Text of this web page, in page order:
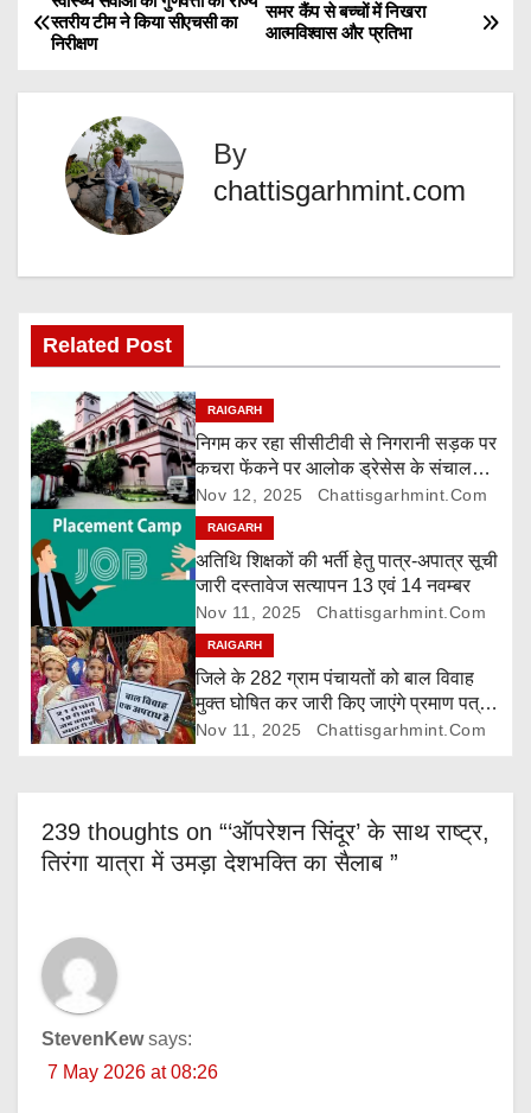
i
n
g
P
o
v
i
g
a
t
i
o
n
समर कैंप से बच्चों में निखरा
आत्मविश्वास और प्रतिभा
स्तरीय टीम ने किया सीएचसी का
निरीक्षण
By
chattisgarhmint.com
Related Post
RAIGARH
निगम कर रहा सीसीटीवी से निगरानी सड़क पर
कचरा फेंकने पर आलोक ड्रेसेस के संचालक
पर 5000 रुपए जुर्माना
Nov 12, 2025 Chattisgarhmint.com
RAIGARH
अतिथि शिक्षकों की भर्ती हेतु पात्र-अपात्र सूची
जारी दस्तावेज सत्यापन 13 एवं 14 नवम्बर
Nov 11, 2025 Chattisgarhmint.com
RAIGARH
जिले के 282 ग्राम पंचायतों को बाल विवाह
मुक्त घोषित कर जारी किए जाएंगे प्रमाण पत्र,
दावा-आपत्ति 24 नवम्बर तक
Nov 11, 2025 Chattisgarhmint.com
239 thoughts on “‘ऑपरेशन सिंदूर’ के साथ राष्ट्र,
तिरंगा यात्रा में उमड़ा देशभक्ति का सैलाब ”
StevenKew says:
7 May 2026 at 08:26